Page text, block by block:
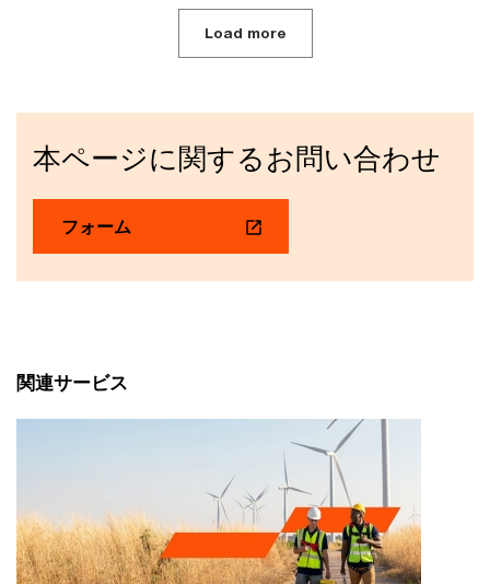
Load more
本ページに関するお問い合わせ
フォーム
関連サービス